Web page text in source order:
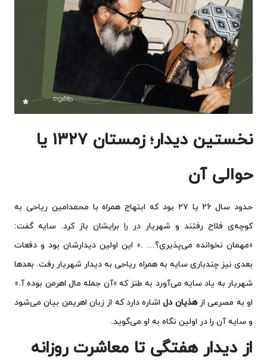
نخستین دیدار؛ زمستان ۱۳۲۷ یا
حوالی آن
حدود سال ۲۶ یا ۲۷ بود که ابتهاج همراه با محمدامین ریاحی به
کوچه‌ی فلاح رفتند و شهریار در را برایشان باز کرد. سایه گفت:
«مهمان نخوانده می‌پذیری؟… .» این اولین دیدارشان بود و دفعات
بعدی نیز چندباری سایه به همراه ریاحی به دیدار شهریار رفت. بعدها
شهریار به یاد سایه می‌آورد به طنز که «آن جمله مال اهرمن بوده آ.»
او به مصرعی ازهذیان دلاشاره دارد که از زبان اهریمن بیان می‌شود
و سایه آن را در اولین نگاه به او می‌گوید.
از دیدار هفتگی تا معاشرت روزانه